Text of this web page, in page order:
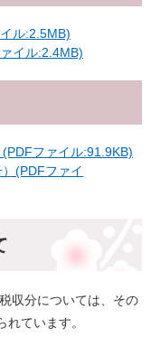
ル:2.5MB)
イル:2.4MB)
ファイル:91.9KB)
(PDFファイ
収分については、その
ています。